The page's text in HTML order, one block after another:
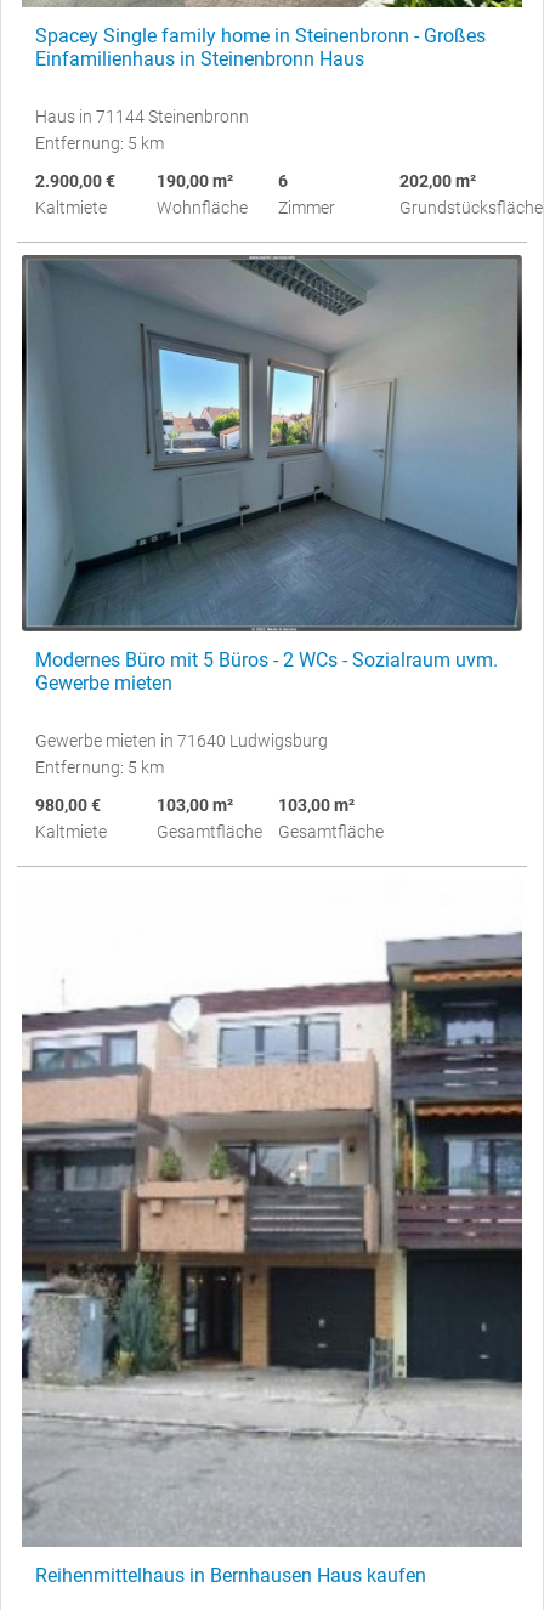
Spacey Single family home in Steinenbronn - Großes
Einfamilienhaus in Steinenbronn Haus
Haus in 71144 Steinenbronn
Entfernung: 5 km
2.900,00 €
Kaltmiete
190,00 m²
Wohnfläche
6
Zimmer
202,00 m²
Grundstücksfläche
Modernes Büro mit 5 Büros - 2 WCs - Sozialraum uvm.
Gewerbe mieten
Gewerbe mieten in 71640 Ludwigsburg
Entfernung: 5 km
980,00 €
Kaltmiete
103,00 m²
Gesamtfläche
103,00 m²
Gesamtfläche
Reihenmittelhaus in Bernhausen Haus kaufen